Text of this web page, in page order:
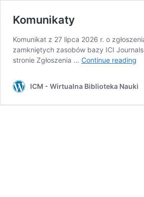
Komunikaty
Komunikat z 27 lipca 2026 r. o
zamkniętych zasobów bazy ICI
stronie Zgłoszenia … Continue reading
ICM - Wirtualna Biblioteka Nauki